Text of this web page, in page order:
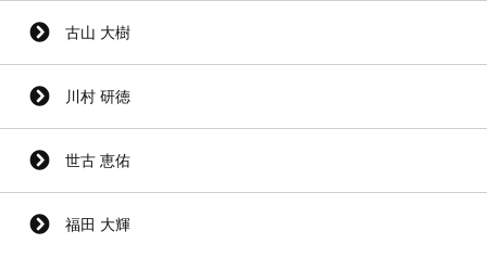
古山 大樹
川村 研徳
世古 恵佑
福田 大輝